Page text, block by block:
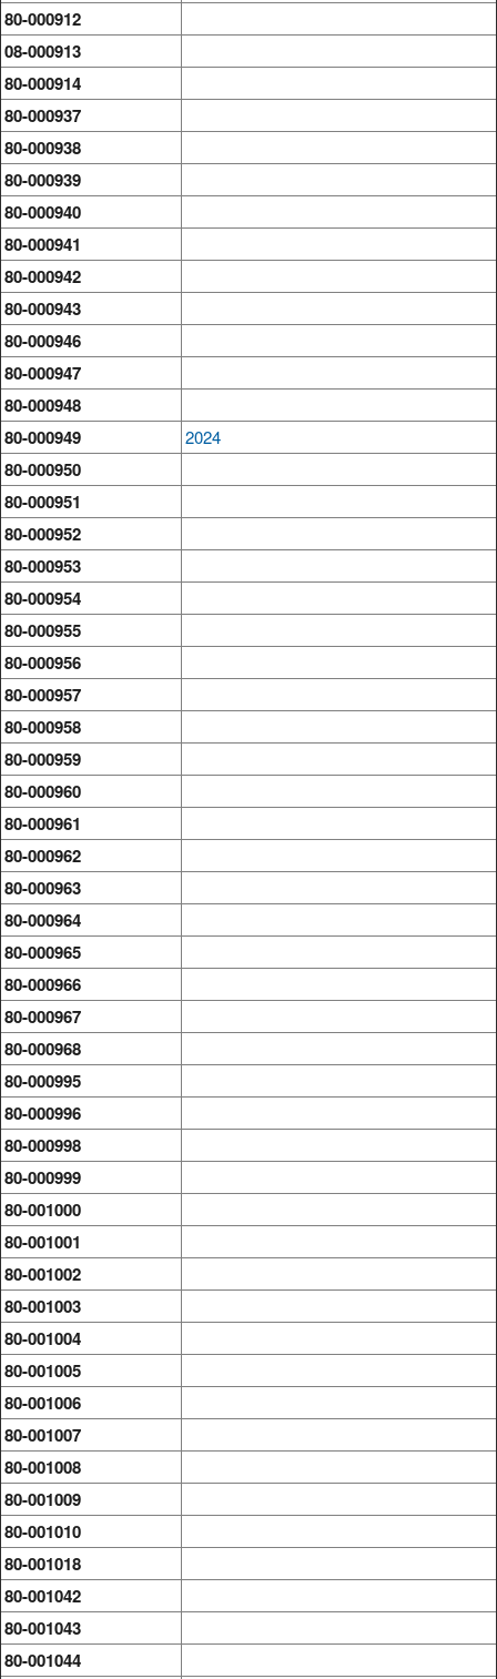
80-000912
08-000913
80-000914
80-000937
80-000938
80-000939
80-000940
80-000941
80-000942
80-000943
80-000946
80-000947
80-000948
80-000949
2024
80-000950
80-000951
80-000952
80-000953
80-000954
80-000955
80-000956
80-000957
80-000958
80-000959
80-000960
80-000961
80-000962
80-000963
80-000964
80-000965
80-000966
80-000967
80-000968
80-000995
80-000996
80-000998
80-000999
80-001000
80-001001
80-001002
80-001003
80-001004
80-001005
80-001006
80-001007
80-001008
80-001009
80-001010
80-001018
80-001042
80-001043
80-001044